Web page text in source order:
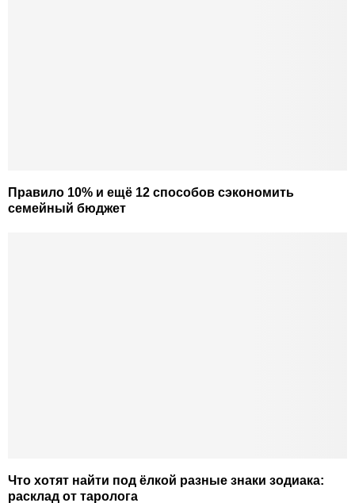
Правило 10% и ещё 12 способов сэкономить
семейный бюджет
Что хотят найти под ёлкой разные знаки зодиака:
расклад от таролога